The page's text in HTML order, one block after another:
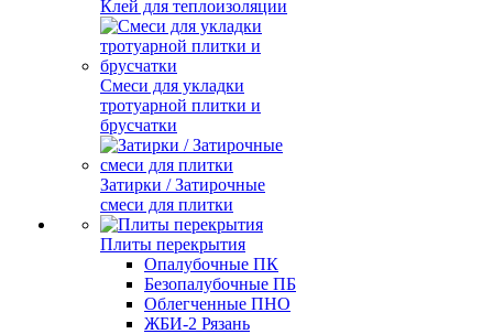
Клей для теплоизоляции
Смеси для укладки
тротуарной плитки и
брусчатки
Затирки / Затирочные
смеси для плитки
Плиты перекрытия
Опалубочные ПК
Безопалубочные ПБ
Облегченные ПНО
ЖБИ-2 Рязань